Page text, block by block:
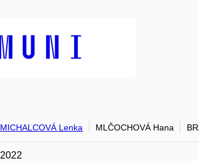
MICHALCOVÁ Lenka MLČOCHOVÁ Hana
2022